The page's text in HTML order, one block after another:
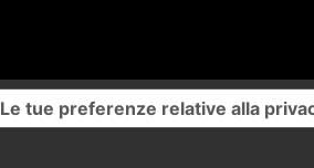
Le tue preferenze relative alla